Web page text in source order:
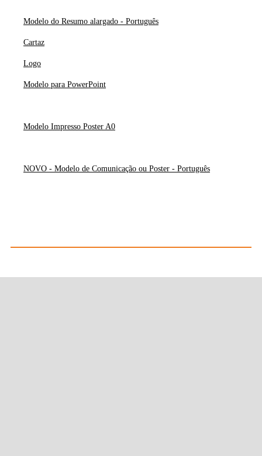
Modelo do Resumo alargado - Português
Cartaz
Logo
Modelo para PowerPoint
Modelo Impresso Poster A0
NOVO - Modelo de Comunicação ou Poster - Português